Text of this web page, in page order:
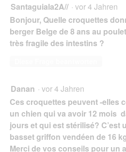
Santaguiala2A// · vor 4 Jahren
Bonjour, Quelle croquettes
berger Belge de 8 ans au
très fragile des intestins ?
Danan · vor 4 Jahren
Ces croquettes peuvent -elles
un chien qui va avoir 12 mois
jours et qui est stérilisé? C’est
basset griffon vendéen de 16
Merci de vos conseils pour un